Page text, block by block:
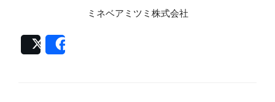
ミネベアミツミ株式会社
Post